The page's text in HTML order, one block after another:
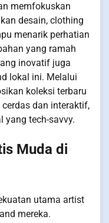
memfokuskan
desain, clothing
menarik perhatian
yang ramah
inovatif juga
lokal ini. Melalui
koleksi terbaru
dan interaktif,
yang tech-savvy.
Muda di
utama artist
mereka.